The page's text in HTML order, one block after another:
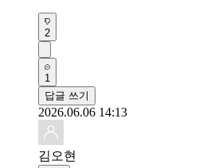
2
1
답글 쓰기
2026.06.06 14:13
김오현